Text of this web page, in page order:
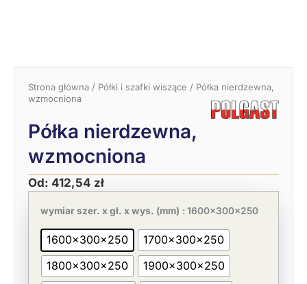
Strona główna / Półki i szafki wiszące / Półka nierdzewna,
wzmocniona
Półka nierdzewna,
wzmocniona
Od: 412,54 zł
wymiar szer. x gł. x wys. (mm) : 1600x300x250
1600x300x250
1700x300x250
1800x300x250
1900x300x250
Pierwotna
cena
wynosiła:
634,68 zł.
Aktualna
cena
wynosi:
412,54 zł.
Półka
nierdzewna,
wzmocniona